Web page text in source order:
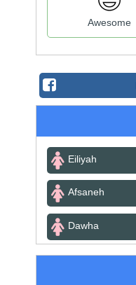
Awesome
Eiliyah
Afsaneh
Dawha